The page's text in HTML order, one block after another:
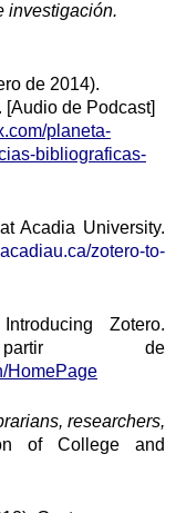
investigación.
de 2014).
de Podcast]
planeta-
bibliograficas-
Acadia University.
zotero-to-
Zotero.
de
HomePage
researchers,
of College and